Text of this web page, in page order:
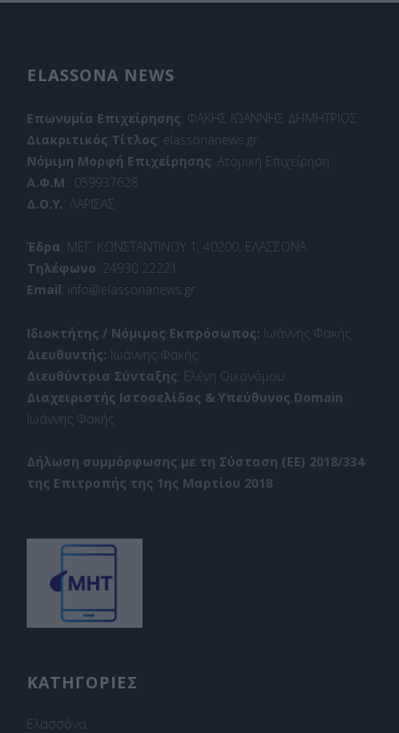
ELASSONA NEWS
Επωνυμία Επιχείρησης: ΦΑΚΗΣ ΙΩΑΝΝΗΣ ΔΗΜΗΤΡΙΟΣ
Διακριτικός Τίτλος: elassonanews.gr
Νόμιμη Μορφή Επιχείρησης: Ατομική Επιχείρηση
Α.Φ.Μ .: 059937628
Δ.Ο.Υ.: ΛΑΡΙΣΑΣ
Έδρα: ΜΕΓ. ΚΩΝΣΤΑΝΤΙΝΟΥ 1, 40200, ΕΛΑΣΣΟΝΑ
Τηλέφωνο: 24930 22221
Email: info@elassonanews.gr
Ιδιοκτήτης / Νόμιμος Εκπρόσωπος: Ιωάννης Φακής
Διευθυντής: Ιωάννης Φακής
Διευθύντρια Σύνταξης: Ελένη Οικονόμου
Διαχειριστής Ιστοσελίδας & Υπεύθυνος Domain:
Ιωάννης Φακής
Δήλωση συμμόρφωσης με τη Σύσταση (ΕΕ) 2018/334
της Επιτροπής της 1ης Μαρτίου 2018
ΚΑΤΗΓΟΡΙΕΣ
Ελασσόνα